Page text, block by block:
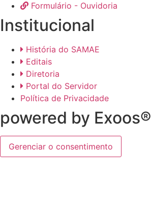
Formulário - Ouvidoria
Institucional
História do SAMAE
Editais
Diretoria
Portal do Servidor
Política de Privacidade
powered by Exoos®
Gerenciar o consentimento